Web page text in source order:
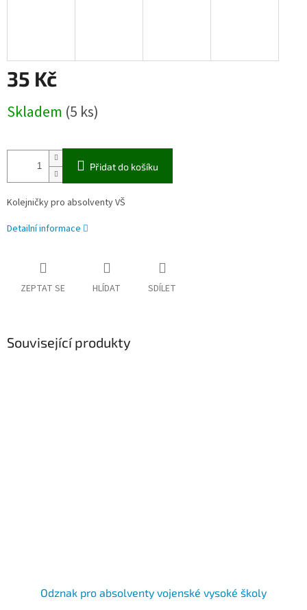
35 Kč
cena:
Skladem (5 ks)
Přidat do košíku
Kolejničky pro absolventy VŠ
Detailní informace
ZEPTAT SE HLÍDAT SDÍLET
Související produkty
Odznak pro absolventy vojenské vysoké školy